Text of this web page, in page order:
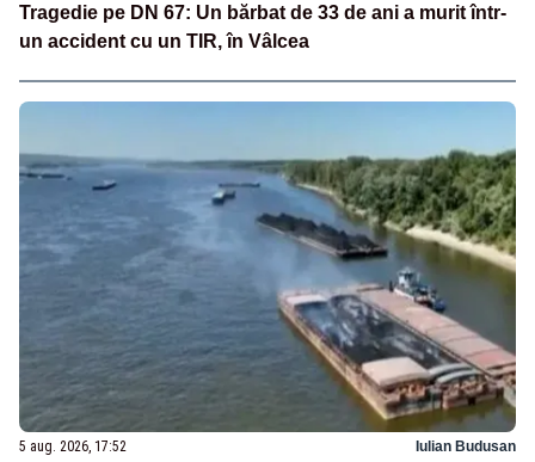
Tragedie pe DN 67: Un bărbat de 33 de ani a murit într-
un accident cu un TIR, în Vâlcea
5 aug. 2026, 17:52 Iulian Budusan